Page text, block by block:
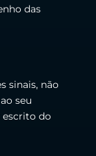
das
sinais, não
seu
escrito do